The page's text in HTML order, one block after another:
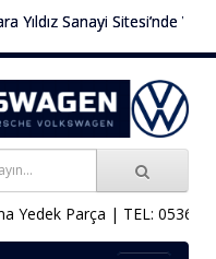
Yıldız Sanayi Sitesi’nde
Yedek Parça | TEL: 0536